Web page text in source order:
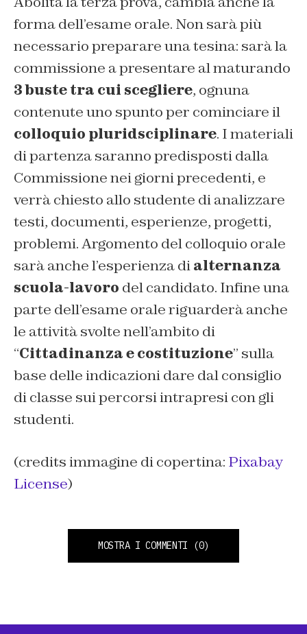
forma dell’esame orale. Non sarà più
necessario preparare una tesina: sarà la
commissione a presentare al maturando
3 buste tra cui scegliere, ognuna
contenute uno spunto per cominciare il
colloquio pluridsciplinare. I materiali
di partenza saranno predisposti dalla
Commissione nei giorni precedenti, e
verrà chiesto allo studente di analizzare
testi, documenti, esperienze, progetti,
problemi. Argomento del colloquio orale
sarà anche l’esperienza dialternanza
scuola-lavoro del candidato. Infine una
parte dell’esame orale riguarderà anche
le attività svolte nell’ambito di
“Cittadinanza e costituzione” sulla
base delle indicazioni dare dal consiglio
di classe sui percorsi intrapresi con gli
studenti.
(credits immagine di copertina: Pixabay
License)
MOSTRA I COMMENTI (0)